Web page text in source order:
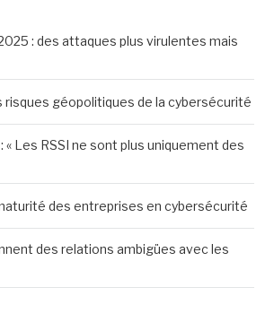
: des attaques plus virulentes mais
risques géopolitiques de la cybersécurité
« Les RSSI ne sont plus uniquement des
des entreprises en cybersécurité
des relations ambigües avec les